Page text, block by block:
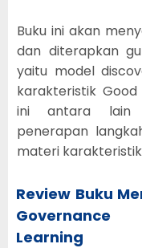
Buku ini akan
dan diterapkan
yaitu model
karakteristik Good
ini antara lain
penerapan
materi
Review Buku
Governance
Learning